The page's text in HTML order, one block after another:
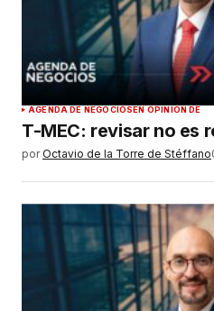
AGENDA DE NEGOCIOSEN OPINIÓN DE
T-MEC: revisar no es
por Octavio de la Torre de Stéffano